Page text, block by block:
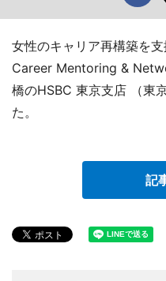
女性のキャリア再構築を
Career Mentoring &
橋のHSBC 東京支店 （東
た。
記